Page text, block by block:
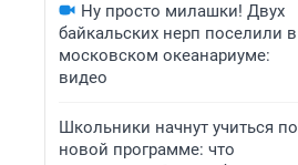
Ну просто милашки! Двух
байкальских нерп поселили в
московском океанариуме:
видео
Школьники начнут учиться по
новой программе: что